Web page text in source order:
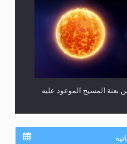
بعثة المسيح الموعود عليه